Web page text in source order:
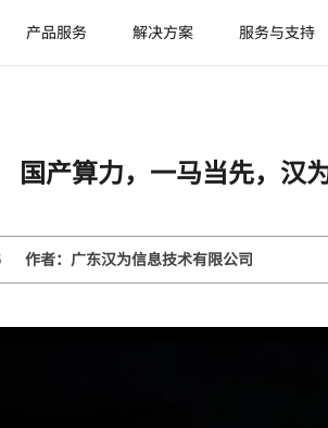
产品服务 解决方案 服务与支持
国产算力，一马当先，汉
作者：广东汉为信息技术有限公司